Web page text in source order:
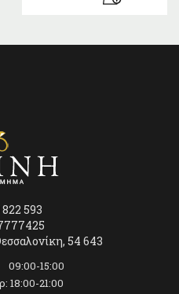
593
54 643
15:00
18:00-21:00